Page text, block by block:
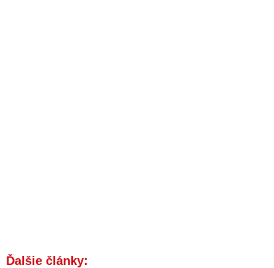
Ďalšie články: